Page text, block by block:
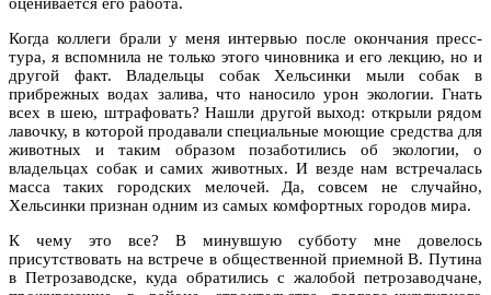
Когда коллеги брали у меня интервью после окончания пресс-
тура, я вспомнила не только этого чиновника и его лекцию, но и
другой факт. Владельцы собак Хельсинки мыли собак в
прибрежных водах залива, что наносило урон экологии. Гнать
всех в шею, штрафовать? Нашли другой выход: открыли рядом
лавочку, в которой продавали специальные моющие средства для
животных и таким образом позаботились об экологии, о
владельцах собак и самих животных. И везде нам встречалась
масса таких городских мелочей. Да, совсем не случайно,
Хельсинки признан одним из самых комфортных городов мира.
К чему это все? В минувшую субботу мне довелось
присутствовать на встрече в общественной приемной В. Путина
в Петрозаводске, куда обратились с жалобой петрозаводчане,